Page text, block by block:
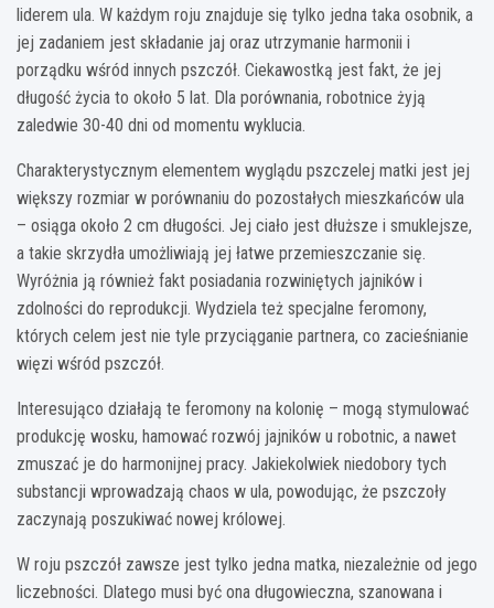
liderem ula. W każdym roju znajduje się tylko jedna taka osobnik, a
jej zadaniem jest składanie jaj oraz utrzymanie harmonii i
porządku wśród innych pszczół. Ciekawostką jest fakt, że jej
długość życia to około 5 lat. Dla porównania, robotnice żyją
zaledwie 30-40 dni od momentu wyklucia.
Charakterystycznym elementem wyglądu pszczelej matki jest jej
większy rozmiar w porównaniu do pozostałych mieszkańców ula
– osiąga około 2 cm długości. Jej ciało jest dłuższe i smuklejsze,
a takie skrzydła umożliwiają jej łatwe przemieszczanie się.
Wyróżnia ją również fakt posiadania rozwiniętych jajników i
zdolności do reprodukcji. Wydziela też specjalne feromony,
których celem jest nie tyle przyciąganie partnera, co zacieśnianie
więzi wśród pszczół.
Interesująco działają te feromony na kolonię – mogą stymulować
produkcję wosku, hamować rozwój jajników u robotnic, a nawet
zmuszać je do harmonijnej pracy. Jakiekolwiek niedobory tych
substancji wprowadzają chaos w ula, powodując, że pszczoły
zaczynają poszukiwać nowej królowej.
W roju pszczół zawsze jest tylko jedna matka, niezależnie od jego
liczebności. Dlatego musi być ona długowieczna, szanowana i